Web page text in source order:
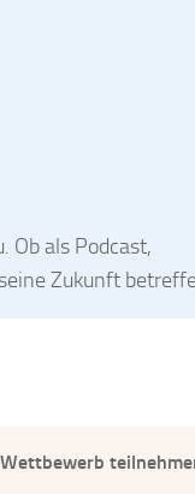
Ob als Podcast,
Zukunft